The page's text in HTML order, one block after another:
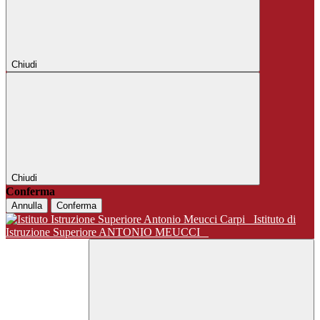
Chiudi
Chiudi
Conferma
Annulla Conferma
Istituto di
Istruzione Superiore ANTONIO MEUCCI